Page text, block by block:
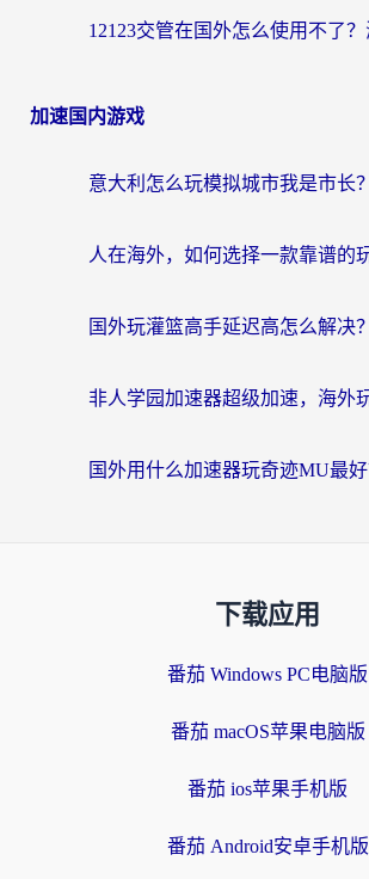
加速国内游戏
下载应用
番茄 Windows PC电脑版
番茄 macOS苹果电脑版
番茄 ios苹果手机版
番茄 Android安卓手机版